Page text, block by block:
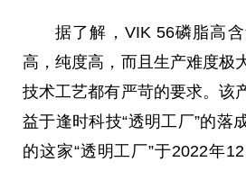
据了解，VIK 56磷脂高
高，纯度高，而且生产难度极
技术工艺都有严苛的要求。该
益于逢时科技“透明工厂”的落
的这家“透明工厂”于2022年